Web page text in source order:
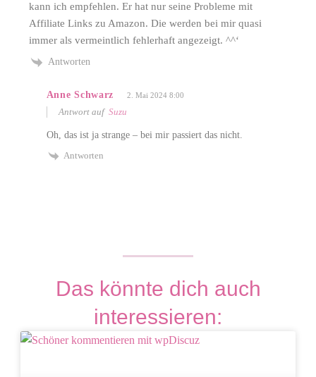
kann ich empfehlen. Er hat nur seine Probleme mit
Affiliate Links zu Amazon. Die werden bei mir quasi
immer als vermeintlich fehlerhaft angezeigt. ^^‘
Antworten
Anne Schwarz 2. Mai 2024 8:00
Antwort auf Suzu
Oh, das ist ja strange – bei mir passiert das nicht.
Antworten
Das könnte dich auch
interessieren: